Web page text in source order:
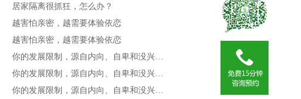
居家隔离很抓狂，怎么办？​
越害怕亲密，越需要体验依恋
越害怕亲密，越需要体验依恋
你的发展限制，源自内向、自卑和没兴趣...
你的发展限制，源自内向、自卑和没兴趣...
你的发展限制，源自内向、自卑和没兴趣...